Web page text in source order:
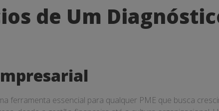
de Um
ferramenta essencial para qualquer PME que busca